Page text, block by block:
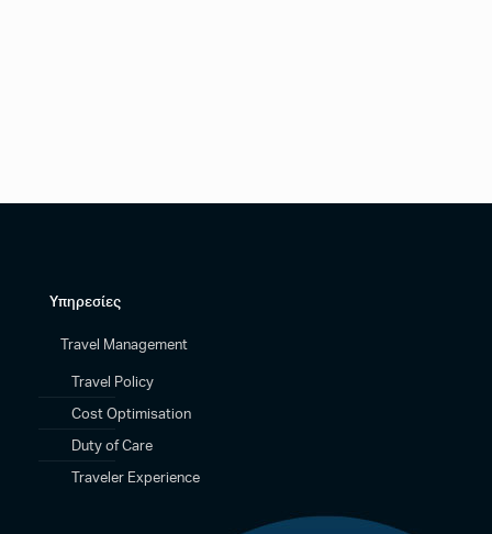
Υπηρεσίες
Travel Management
Travel Policy
Cost Optimisation
Duty of Care
Traveler Experience